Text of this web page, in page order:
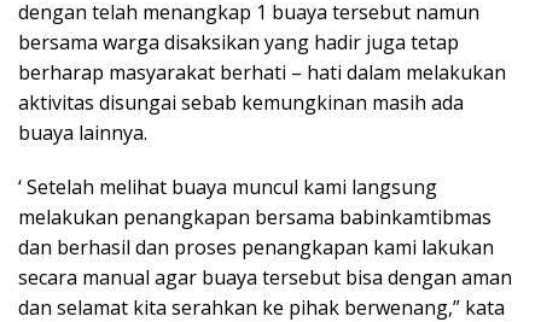
dengan telah menangkap 1 buaya tersebut namun
bersama warga disaksikan yang hadir juga tetap
berharap masyarakat berhati – hati dalam melakukan
aktivitas disungai sebab kemungkinan masih ada
buaya lainnya.
‘ Setelah melihat buaya muncul kami langsung
melakukan penangkapan bersama babinkamtibmas
dan berhasil dan proses penangkapan kami lakukan
secara manual agar buaya tersebut bisa dengan aman
dan selamat kita serahkan ke pihak berwenang,” kata